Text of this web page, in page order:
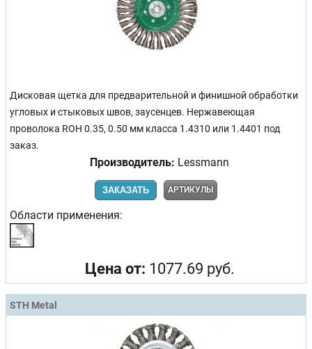
Дисковая щетка для предварительной и финишной обработки
угловых и стыковых швов, заусенцев. Нержавеющая
проволока ROH 0.35, 0.50 мм класса 1.4310 или 1.4401 под
заказ.
Производитель: Lessmann
ЗАКАЗАТЬ АРТИКУЛЫ
Области применения:
Цена от: 1077.69 руб.
STH Metal